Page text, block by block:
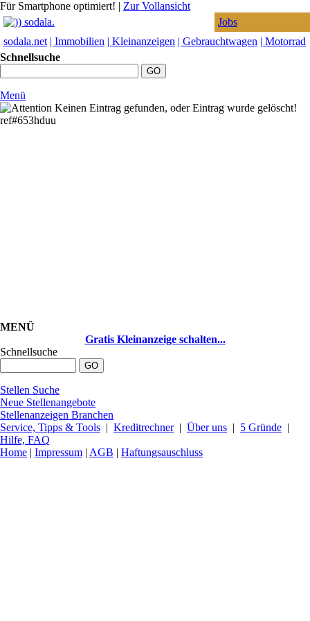
Für Smartphone optimiert! | Zur Vollansicht
Jobs
sodala.net | Immobilien | Kleinanzeigen | Gebrauchtwagen | Motorrad
Schnellsuche
Menü
Keinen Eintrag gefunden, oder Eintrag wurde gelöscht!
ref#653hduu
MENÜ
Gratis Kleinanzeige schalten...
Schnellsuche
Stellen Suche
Neue Stellenangebote
Stellenanzeigen Branchen
Service, Tipps & Tools | Kreditrechner| Über uns | 5 Gründe |
Hilfe, FAQ
Home | Impressum | AGB | Haftungsauschluss